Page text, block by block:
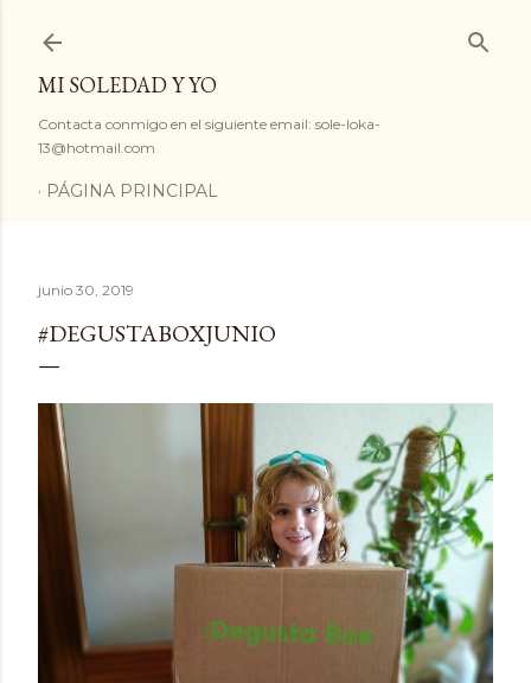
MI SOLEDAD Y YO
Contacta conmigo en el siguiente email: sole-loka-
13@hotmail.com
PÁGINA PRINCIPAL
junio 30, 2019
#DEGUSTABOXJUNIO